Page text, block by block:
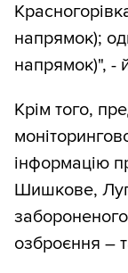
напрямок);
напрямок)", -
Крім того,
інформацію
Шишкове,
озброєння –